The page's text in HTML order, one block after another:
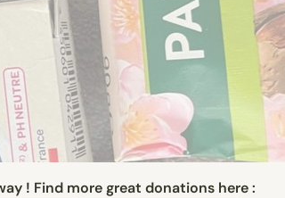
! Find more great donations here :